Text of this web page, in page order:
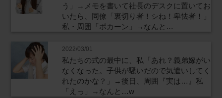
う」→メモを書いて社長のデスクに置いてお
いたら、同僚「裏切り者！シね！卑怯者！」
私・周囲「ポカーン」→なんと…
2022/03/01
私たちの式の最中に、私「あれ？義弟嫁がい
なくなった。子供が騒いだので気遣いしてく
れたのかな？」→後日、周囲『実は…』私
「えっ」→なんと…w